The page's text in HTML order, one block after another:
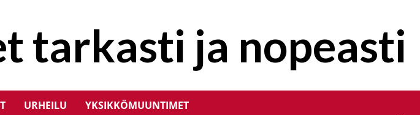
tarkasti ja nopeasti
URHEILU YKSIKKÖMUUNTIMET